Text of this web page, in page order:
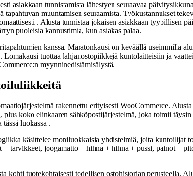
asiakkaan tunnistamista lähestyen seuraavaa
muuntamisen seuraamista. Työkustannukset
. Alusta tunnistaa jokaisen asiakkaan tyypillisen
puoleisia kannustimia, kun asiakas palaa.
kanssa. Maratonkausi on keväällä useimmilla
tuottaa lahjanostopiikkejä kuntolaitteisiin ja
myynninedistämisälystä.
rakennettu erityisesti WooCommerce.
koko elinkaaren sähköpostijärjestelmä, joka toimii
luokassa .
käsittelee moniluokkaisia yhdistelmiä, joita kuntoilijat
tarvikkeet, joogamatto + hihna + hihna + pussi, painot +
kohti tuotekohtaisesti todellisen ostohistorian perusteella.